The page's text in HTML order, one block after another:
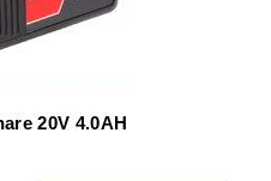
20V 4.0AH